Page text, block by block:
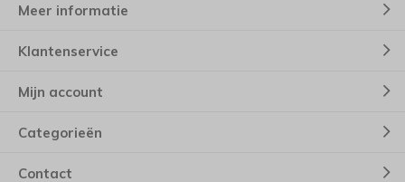
Meer informatie
Klantenservice
Mijn account
Categorieën
Contact